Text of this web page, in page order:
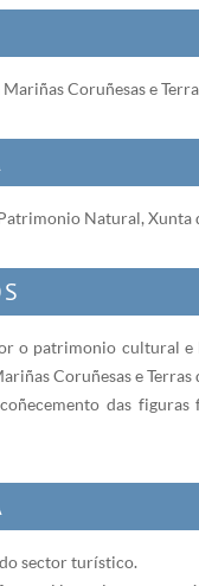
Coruñesas e
Natural, Xunta
o patrimonio cultural e
Coruñesas e Terras
das figuras
sector turístico.